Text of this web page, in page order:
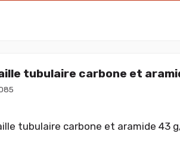
tubulaire carbone et
tubulaire carbone et aramide 43